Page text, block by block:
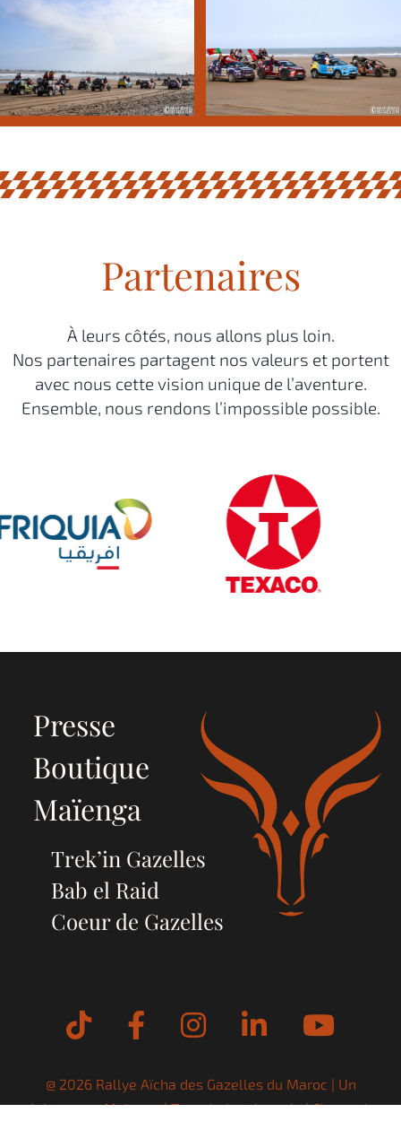
Partenaires
À leurs côtés, nous allons plus loin.
Nos partenaires partagent nos valeurs et portent
avec nous cette vision unique de l’aventure.
Ensemble, nous rendons l’impossible possible.
Presse
Boutique
Maïenga
Trek’in Gazelles
Bab el Raid
Coeur de Gazelles
Tiktok FacebookInstagram
LinkedIn
@ 2026 Rallye Aïcha des Gazelles du Maroc | Un
évènementMaïenga| Tous droits réservés |Charte de